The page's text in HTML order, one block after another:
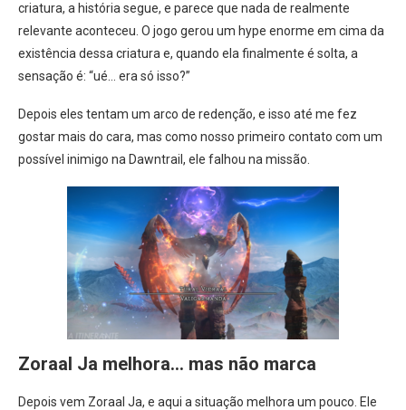
criatura, a história segue, e parece que nada de realmente
relevante aconteceu. O jogo gerou um hype enorme em cima da
existência dessa criatura e, quando ela finalmente é solta, a
sensação é: “ué… era só isso?”
Depois eles tentam um arco de redenção, e isso até me fez
gostar mais do cara, mas como nosso primeiro contato com um
possível inimigo na Dawntrail, ele falhou na missão.
Zoraal Ja melhora… mas não marca
Depois vem Zoraal Ja, e aqui a situação melhora um pouco. Ele